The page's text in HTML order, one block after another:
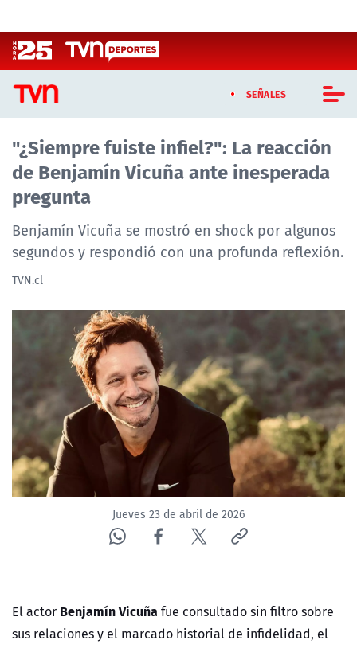
SEÑALES
CASTING MASTERCHEF CHILE
CASTING TVN VERTICAL
TVN VERTICAL
TVN PLAY
TELESERIES
ACTUALIDAD Y TENDENCIAS
CORPORATIVO Y TRANSPARENCIA
CANAL DE DENUNCIAS
ÁREA DE PROYECTOS
"¿Siempre fuiste infiel?": La reacción
de Benjamín Vicuña ante inesperada
pregunta
Benjamín Vicuña se mostró en shock por algunos
segundos y respondió con una profunda reflexión.
TVN.cl
Jueves 23 de abril de 2026
El actor Benjamín Vicuñafue consultado sin filtro sobre
sus relaciones y el marcado historial de infidelidad, el